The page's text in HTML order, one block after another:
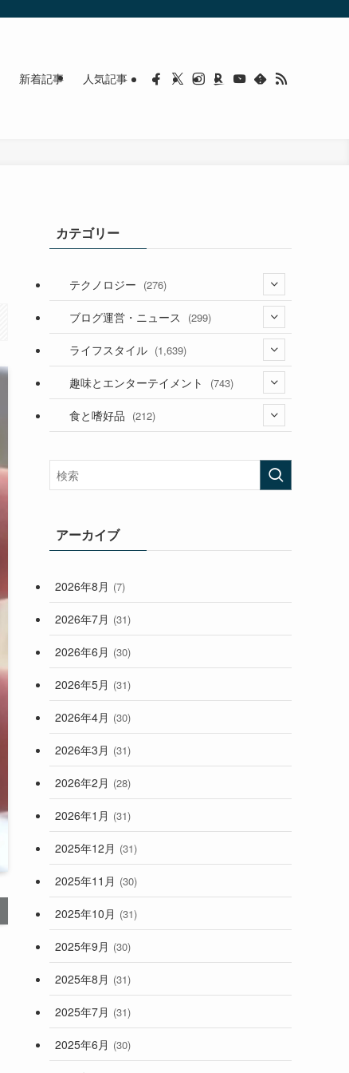
新着記事 人気記事
カテゴリー
テクノロジー (276)
(36)
(187)
(53)
ブログ運営・ニュース (299)
(118)
(181)
ライフスタイル (1,639)
(394)
(282)
(33)
(248)
趣味とエンターテイメント (743)
(56)
(473)
食と嗜好品 (212)
アーカイブ
2026年8月 (7)
2026年7月 (31)
2026年6月 (30)
2026年5月 (31)
2026年4月 (30)
2026年3月 (31)
2026年2月 (28)
2026年1月 (31)
2025年12月 (31)
2025年11月 (30)
2025年10月 (31)
2025年9月 (30)
2025年8月 (31)
2025年7月 (31)
2025年6月 (30)